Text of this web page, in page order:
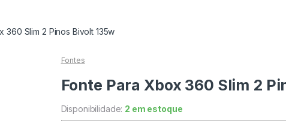
360 Slim 2 Pinos Bivolt 135w
Fontes
Fonte Para Xbox 360 Slim 2
Disponibilidade: 2 em estoque